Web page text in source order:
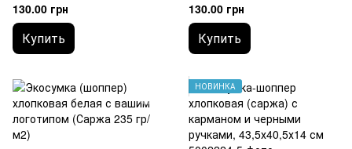
130.00 грн
Купить
130.00 грн
Купить
НОВИНКА